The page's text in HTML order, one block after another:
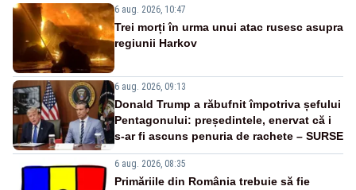
6 aug. 2026, 10:47
Trei morți în urma unui atac rusesc asupra
regiunii Harkov
6 aug. 2026, 09:13
Donald Trump a răbufnit împotriva șefului
Pentagonului: președintele, enervat că i
s-ar fi ascuns penuria de rachete – SURSE
6 aug. 2026, 08:35
Primăriile din România trebuie să fie